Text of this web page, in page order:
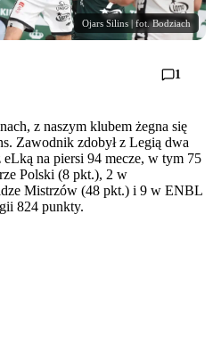
Ojars Silins | fot. Bodziach
1
z naszym klubem żegna się
Zawodnik zdobył z Legią dwa
eLką na piersi 94 mecze, w tym 75
Polski (8 pkt.), 2 w
Mistrzów (48 pkt.) i 9 w ENBL
824 punkty.